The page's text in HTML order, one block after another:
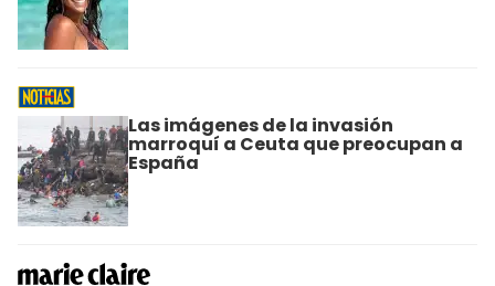
Las imágenes de la invasión
marroquí a Ceuta que preocupan a
España